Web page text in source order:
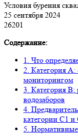
Условия бурения
25 сентября 2024
26201
Содержание:
1. Что
2. Категория
мониторингом
3. Категория B:
водозаборов
4.
категории C1 и
5. Нормативные